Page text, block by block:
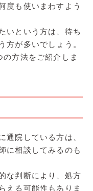
度も使いまわすよう
いという方は、待ち
方が多いでしょう。
方法をご紹介しま
通院している方は、
に相談してみるのも
な判断により、処方
える可能性もありま